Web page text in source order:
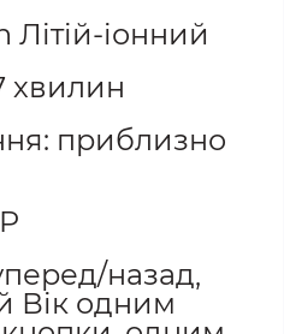
іонний
хвилин
приблизно
назад,
Вік одним